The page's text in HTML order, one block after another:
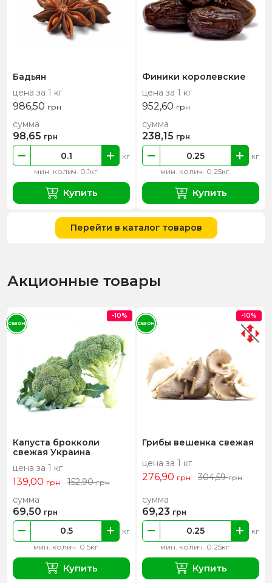
Бадьян
цена за 1 кг
986,50 грн
мин. колич. 0.1кг
кг
сумма
98,65 грн
Купить
Финики королевские
цена за 1 кг
952,60 грн
мин. колич. 0.25кг
кг
сумма
238,15 грн
Купить
Перейти в каталог товаров
Акционные товары
Капуста брокколи
свежая Украина
цена за 1 кг
139,00 грн 152,90грн
мин. колич. 0.5кг
кг
сумма
69,50 грн
Купить
-10%
СЕЗОН
Грибы вешенка свежая
цена за 1 кг
276,90 грн 304,59грн
мин. колич. 0.25кг
кг
сумма
69,23 грн
Купить
-10%
СЕЗОН